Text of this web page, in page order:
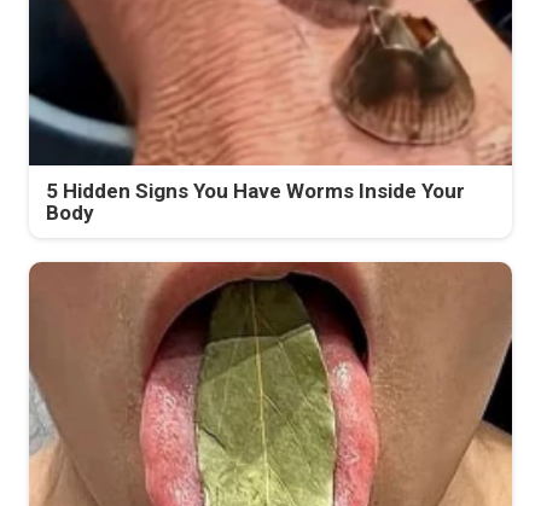
5 Hidden Signs You Have Worms Inside Your
Body